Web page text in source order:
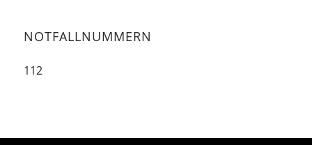
NOTFALLNUMMERN
112